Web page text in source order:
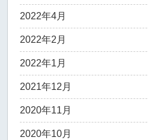
2022年4月
2022年2月
2022年1月
2021年12月
2020年11月
2020年10月